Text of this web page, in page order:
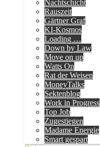
Nachtschicht
Rauszeit
Gärtner Graf
KI-Kosmos
Loading …
Down by Law
Move on up
Watts On
Rat der Weisen
MoneyTalks
Sektenblog
Work in Progress
Top Job
Zugestiegen
Madame Energie
Smart gespart